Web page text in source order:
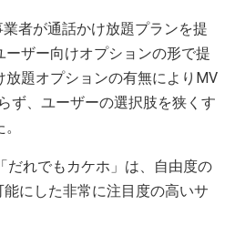
者が通話かけ放題プランを提
ザー向けオプションの形で提
放題オプションの有無によりMV
ず、ユーザーの選択肢を狭くす
だれでもカケホ」は、自由度の
にした非常に注目度の高いサ